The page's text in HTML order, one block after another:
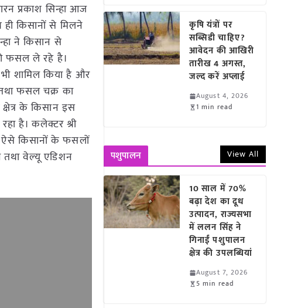
प्रकाश सिन्हा आज
किसानों से मिलने
ने किसान से
फसल ले रहे है।
शामिल किया है और
फसल चक्र का
के किसान इस
है। कलेक्टर श्री
ऐसे किसानों के फसलों
वेल्यू एडिशन
कृषि यंत्रों पर
सब्सिडी चाहिए?
आवेदन की आखिरी
तारीख 4 अगस्त,
जल्द करें अप्लाई
August 4, 2026
1 min read
पशुपालन View All
10 साल में 70%
बढ़ा देश का दूध
उत्पादन, राज्यसभा
में ललन सिंह ने
गिनाईं पशुपालन
क्षेत्र की उपलब्धियां
August 7, 2026
5 min read